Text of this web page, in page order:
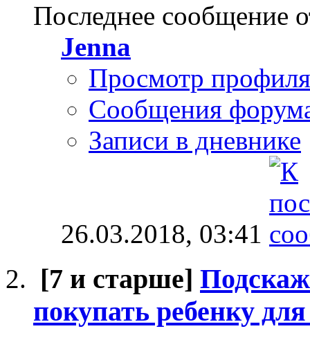
Последнее сообщение
Jenna
Просмотр профиля
Сообщения
Записи в дневнике
26.03.2018, 03:41
[7 и старше]
покупать ребенку